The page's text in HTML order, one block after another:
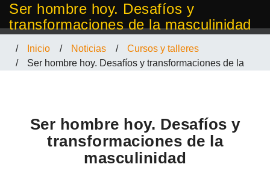
Ser hombre hoy. Desafíos y
transformaciones de la masculinidad
/ Inicio / Noticias /
Cursos y talleres
/
Ser hombre hoy. Desafíos y transformaciones de la
Ser hombre hoy. Desafíos y
transformaciones de la
masculinidad